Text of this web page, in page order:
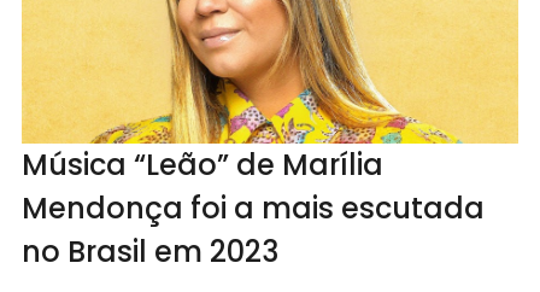
Música “Leão” de Marília
Mendonça foi a mais escutada
no Brasil em 2023